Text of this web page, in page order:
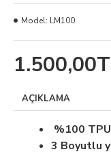
Model: LM100
AÇIKLAMA
%100
3 Boyutlu